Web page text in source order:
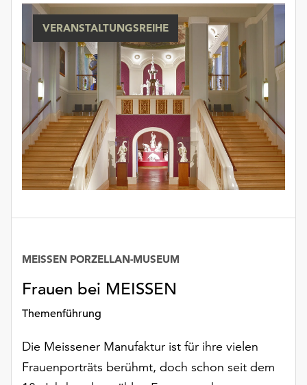
VERANSTALTUNGSREIHE
Frauen bei MEISSEN
Themenführung
MEISSEN PORZELLAN-MUSEUM
Die Meissener Manufaktur ist für ihre vielen
Frauenporträts berühmt, doch schon seit dem